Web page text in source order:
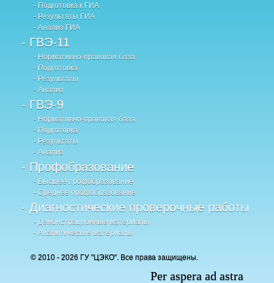
- Подготовка к ГИА
- Результаты ГИА
- Анализ ГИА
- ГВЭ-11
- Нормативно-правовая база
- Подготовка
- Результаты
- Анализ
- ГВЭ-9
- Нормативно-правовая база
- Подготовка
- Результаты
- Анализ
- Профобразование
- Высшее профобразование
- Среднее профобразование
- Диагностические проверочные работы
- Демонстрационные материалы
- Аналитические материалы
© 2010 - 2026 ГУ "ЦЭКО". Все права защищены.
Per aspera ad astra